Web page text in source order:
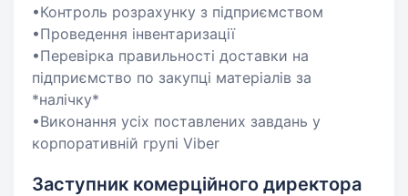
•Контроль розрахунку з підприємством
•Проведення інвентаризації
•Перевірка правильності доставки на
підприємство по закупці матеріалів за
*налічку*
•Виконання усіх поставлених завдань у
корпоративній групі Viber
Заступник комерційного директора